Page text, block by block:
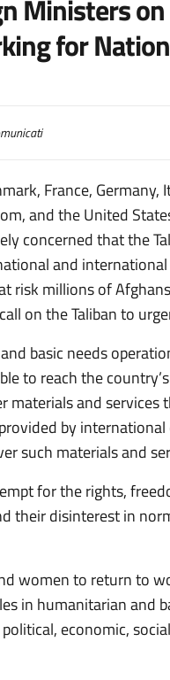
Ministers on
for
France, Germany,
and the United
concerned that the
and
risk millions of
on the Taliban to
basic needs
to reach the
and services
by international
such materials and
for the rights,
their disinterest in
women to return to
in humanitarian and
economic,